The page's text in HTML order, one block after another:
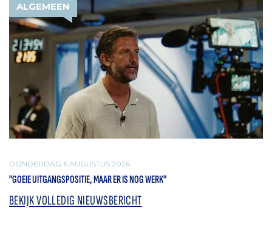
ALGEMEEN
DONDERDAG 6 AUGUSTUS 2026
"GOEIE UITGANGSPOSITIE, MAAR ER IS NOG WERK"
BEKIJK VOLLEDIG NIEUWSBERICHT